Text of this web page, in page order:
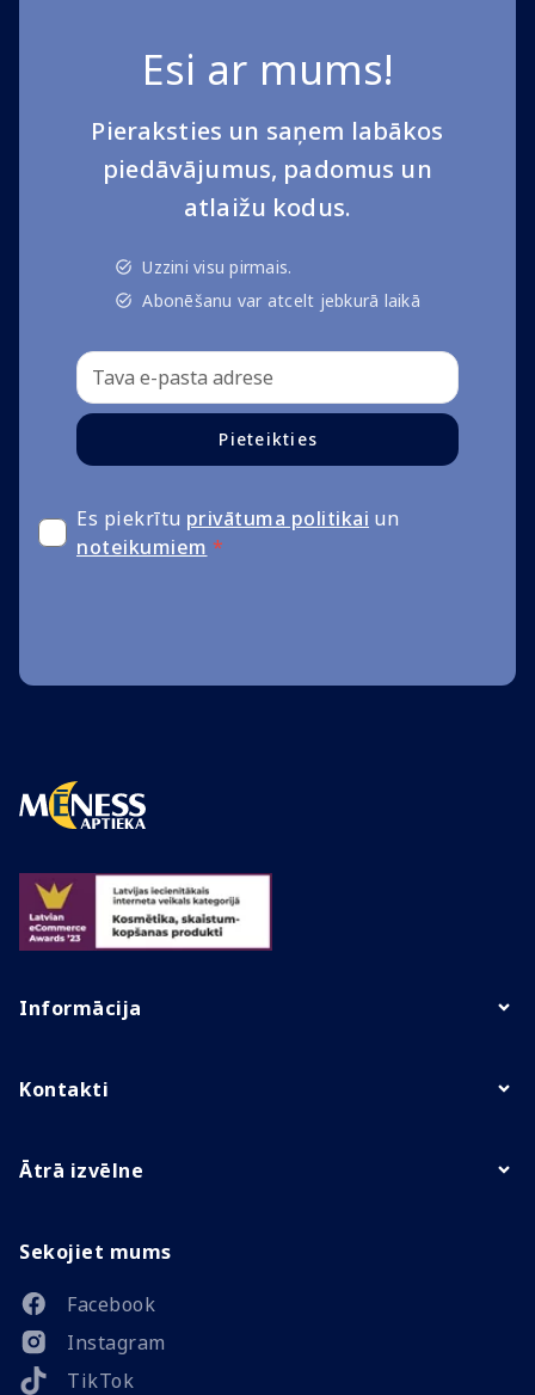
Esi ar mums!
Pieraksties un saņem labākos
piedāvājumus, padomus un
atlaižu kodus.
Uzzini visu pirmais.
Abonēšanu var atcelt jebkurā laikā
Pieteikties
Es piekrītu privātuma politikai un
noteikumiem *
Informācija
Kontakti
Ātrā izvēlne
Sekojiet mums
Facebook
Instagram
TikTok